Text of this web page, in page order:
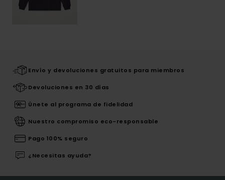
Envío y devoluciones gratuitos para miembros
Devoluciones en 30 días
Únete al programa de fidelidad
Nuestro compromiso eco-responsable
Pago 100% seguro
¿Necesitas ayuda?